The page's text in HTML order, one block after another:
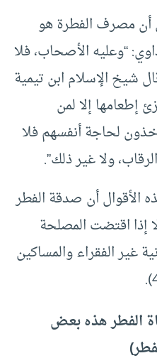
(47) إلى أن مصرف الفطرة هو
“وعليه الأصحاب، فلا
شيخ الإسلام ابن تيمية
إطعامها إلا لمن
لحاجة أنفسهم فلا
ولا غير ذلك”.
الأقوال أن صدقة الفطر
إذا اقتضت المصلحة
غير الفقراء والمساكين
الفطر هذه بعض